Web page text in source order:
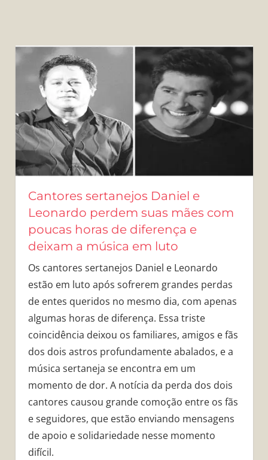
Cantores sertanejos Daniel e
Leonardo perdem suas mães com
poucas horas de diferença e
deixam a música em luto
Os cantores sertanejos Daniel e Leonardo
estão em luto após sofrerem grandes perdas
de entes queridos no mesmo dia, com apenas
algumas horas de diferença. Essa triste
coincidência deixou os familiares, amigos e fãs
dos dois astros profundamente abalados, e a
música sertaneja se encontra em um
momento de dor. A notícia da perda dos dois
cantores causou grande comoção entre os fãs
e seguidores, que estão enviando mensagens
de apoio e solidariedade nesse momento
difícil.